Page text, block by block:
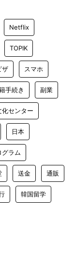
Netflix
TOPIK
ザ スマホ
手続き 副業
化センター
日本
グラム
送金 通販
韓国留学